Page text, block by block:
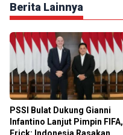
Berita Lainnya
PSSI Bulat Dukung Gianni
Infantino Lanjut Pimpin FIFA,